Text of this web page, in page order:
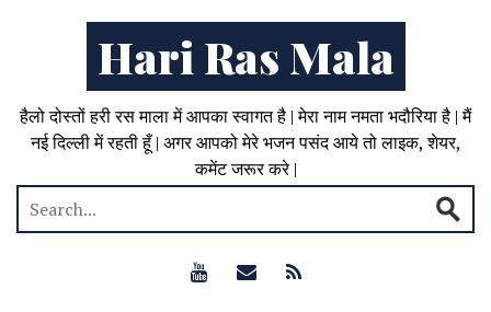
Hari Ras Mala
हैलो दोस्तों हरी रस माला में आपका स्वागत है | मेरा नाम नमता भदौरिया है | मैं
नई दिल्ली में रहती हूँ | अगर आपको मेरे भजन पसंद आये तो लाइक, शेयर,
कमेंट जरूर करे |